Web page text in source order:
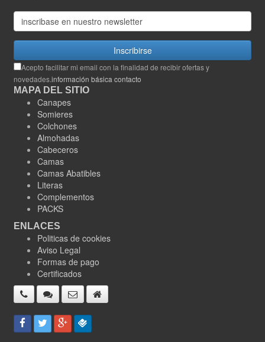
Inscribirse
Acepto facilitar mi email con la finalidad de recibir ofertas y
novedades.información básica contacto
MAPA DEL SITIO
Canapes
Somieres
Colchones
Almohadas
Cabeceros
Camas
Camas Abatibles
Literas
Complementos
PACKS
ENLACES
Politicas de cookies
Aviso Legal
Formas de pago
Certificados